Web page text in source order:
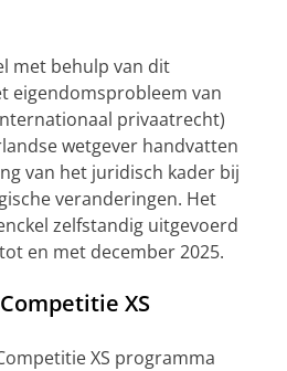
met behulp van dit
eigendomsprobleem van
privaatrecht)
wetgever handvatten
van het juridisch kader bij
veranderingen. Het
zelfstandig uitgevoerd
en met december 2025.
XS
XS programma